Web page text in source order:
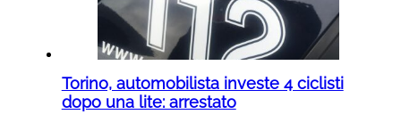
Torino, automobilista investe 4 ciclisti
dopo una lite: arrestato